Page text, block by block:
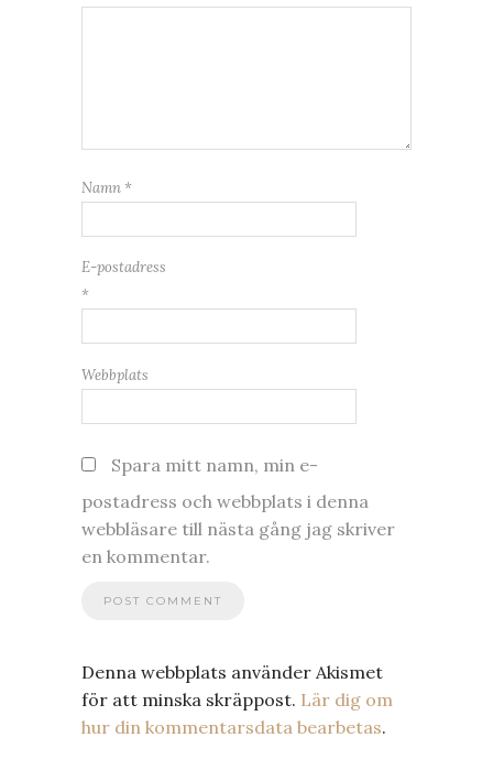
Namn *
E-postadress
*
Webbplats
Spara mitt namn, min e-
postadress och webbplats i denna
webbläsare till nästa gång jag skriver
en kommentar.
Denna webbplats använder Akismet
för att minska skräppost. Lär dig om
hur din kommentarsdata bearbetas.